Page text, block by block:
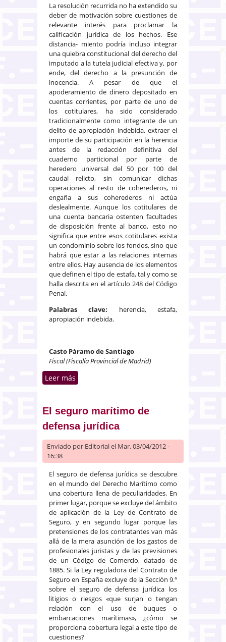
La resolución recurrida no ha extendido su
deber de motivación sobre cuestiones de
relevante interés para proclamar la
calificación jurídica de los hechos. Ese
distancia- miento podría incluso integrar
una quiebra constitucional del derecho del
imputado a la tutela judicial efectiva y, por
ende, del derecho a la presunción de
inocencia. A pesar de que el
apoderamiento de dinero depositado en
cuentas corrientes, por parte de uno de
los cotitulares, ha sido considerado
tradicionalmente como integrante de un
delito de apropiación indebida, extraer el
importe de su participación en la herencia
antes de la redacción definitiva del
cuaderno particional por parte de
heredero universal del 50 por 100 del
caudal relicto, sin comunicar dichas
operaciones al resto de coherederos, ni
engaña a sus coherederos ni actúa
deslealmente. Aunque los cotitulares de
una cuenta bancaria ostenten facultades
de disposición frente al banco, esto no
significa que entre esos cotitulares exista
un condominio sobre los fondos, sino que
habrá que estar a las relaciones internas
entre ellos. Hay ausencia de los elementos
que definen el tipo de estafa, tal y como se
halla descrita en el artículo 248 del Código
Penal.
Palabras clave: herencia, estafa,
apropiación indebida.
Casto Páramo de Santiago
Fiscal (Fiscalía Provincial de Madrid)
Leer más
El seguro marítimo de
defensa jurídica
Enviado por Editorialel Mar, 03/04/2012 -
16:38
El seguro de defensa jurídica se descubre
en el mundo del Derecho Marítimo como
una cobertura llena de peculiaridades. En
primer lugar, porque se excluye del ámbito
de aplicación de la Ley de Contrato de
Seguro, y en segundo lugar porque las
pretensiones de los contratantes van más
allá de la mera asunción de los gastos de
profesionales juristas y de las previsiones
de un Código de Comercio, datado de
1885. Si la Ley reguladora del Contrato de
Seguro en España excluye de la Sección 9.ª
sobre el seguro de defensa jurídica los
litigios o riesgos «que surjan o tengan
relación con el uso de buques o
embarcaciones marítimas», ¿cómo se
proporciona cobertura legal a este tipo de
cuestiones?